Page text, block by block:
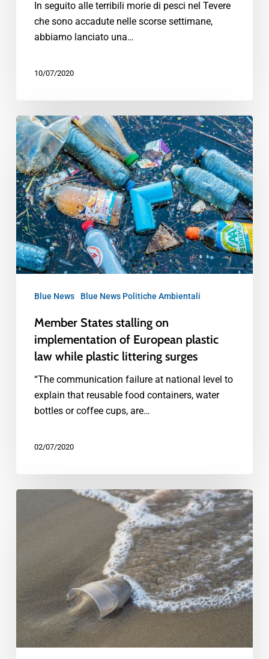
In seguito alle terribili morie di pesci nel Tevere
che sono accadute nelle scorse settimane,
abbiamo lanciato una…
10/07/2020
Blue News Blue News Politiche Ambientali
Member States stalling on
implementation of European plastic
law while plastic littering surges
“The communication failure at national level to
explain that reusable food containers, water
bottles or coffee cups, are…
02/07/2020